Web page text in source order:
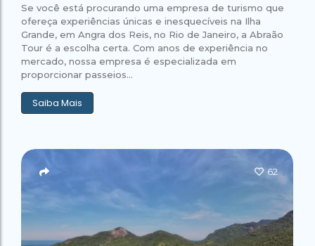
Se você está procurando uma empresa de turismo que
ofereça experiências únicas e inesquecíveis na Ilha
Grande, em Angra dos Reis, no Rio de Janeiro, a Abraão
Tour é a escolha certa. Com anos de experiência no
mercado, nossa empresa é especializada em
proporcionar passeios...
Saiba Mais
62